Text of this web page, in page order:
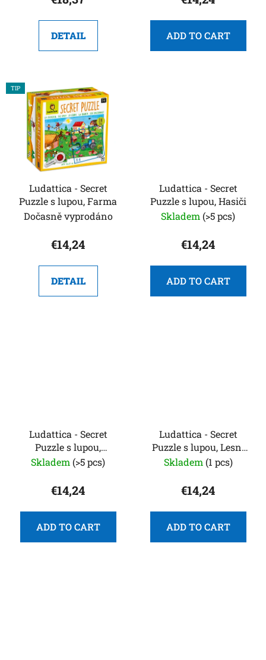
DETAIL ADD TO CART
TIP
Ludattica - Secret
Puzzle s lupou, Farma
Dočasně vyprodáno
€14,24
DETAIL
Ludattica - Secret
Puzzle s lupou, Hasiči
Skladem (>5 pcs)
€14,24
ADD TO CART
Ludattica - Secret
Puzzle s lupou,
Jednorožci
Skladem (>5 pcs)
€14,24
ADD TO CART
Ludattica - Secret
Puzzle s lupou, Lesní
zvířátka
Skladem (1 pcs)
€14,24
ADD TO CART